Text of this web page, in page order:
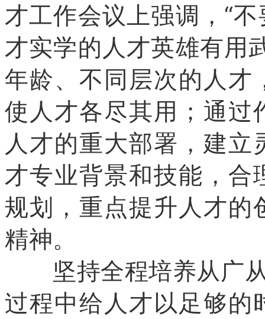
才工作会议上强调，“
才实学的人才英雄有用
年龄、不同层次的人才
使人才各尽其用；通过
人才的重大部署，建
才专业背景和技能，合
规划，重点提升人才的
精神。
坚持全程培养从广从
过程中给人才以足够的